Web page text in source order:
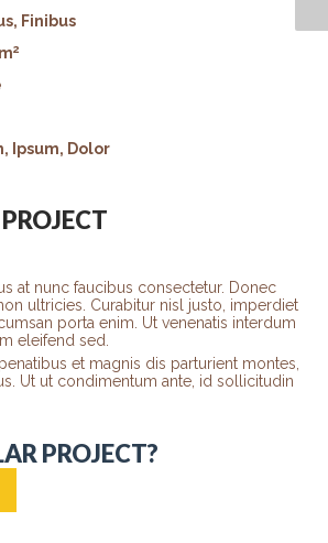
Finibus
2
, Ipsum, Dolor
at nunc faucibus consectetur. Donec
ultricies. Curabitur nisl justo, imperdiet
porta enim. Ut venenatis interdum
eleifend sed.
et magnis dis parturient montes,
Ut ut condimentum ante, id sollicitudin
PROJECT?